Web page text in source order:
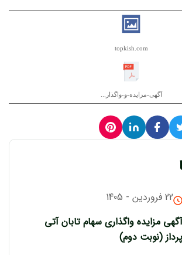
topkish.com
آگهی-مزایده-و-واگذار...
22 فروردین - 1405
آگهی مزایده واگذاری سهام تابان آتی
پرداز (نوبت دوم)